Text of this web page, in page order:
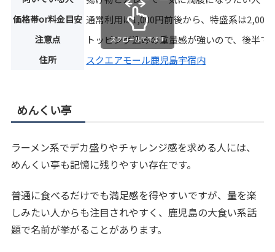
価格帯or料金目安 通常利用は1,000円前後から、特盛系は2,000
注意点 トッピング込みの重量感が強いので、後半で
住所 スクエアモール鹿児島宇宿内
スクロールできます
めんくい亭
ラーメン系でデカ盛りやチャレンジ感を求める人には、
めんくい亭も記憶に残りやすい存在です。
普通に食べるだけでも満足感を得やすいですが、量を楽
しみたい人からも注目されやすく、鹿児島の大食い系話
題で名前が挙がることがあります。